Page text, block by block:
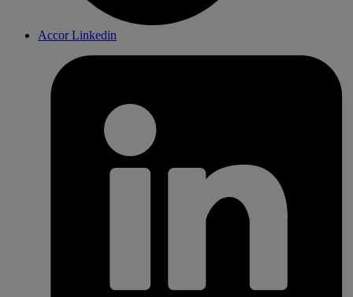
Accor Linkedin